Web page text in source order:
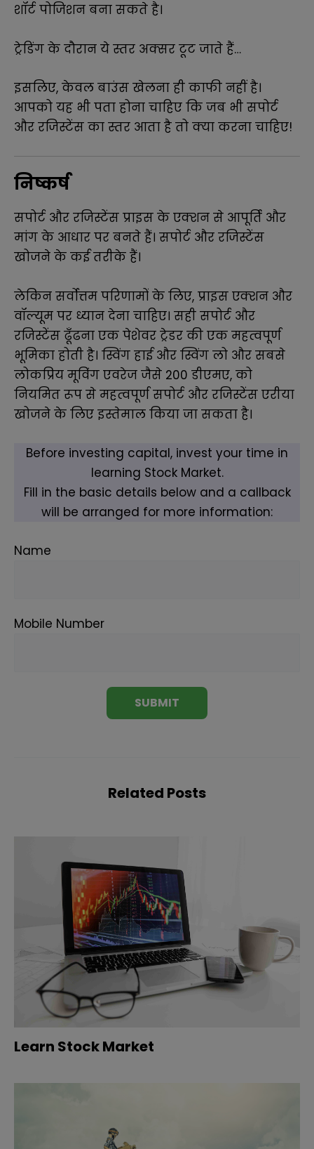
शॉर्ट पोजिशन बना सकते है।
ट्रेडिंग के दौरान ये स्तर अक्सर टूट जाते हैं…
इसलिए, केवल बाउंस खेलना ही काफी नहीं है।
आपको यह भी पता होना चाहिए कि जब भी सपोर्ट
और रजिस्टेंस का स्तर आता है तो क्या करना चाहिए!
निष्कर्ष
सपोर्ट और रजिस्टेंस प्राइस के एक्शन से आपूर्ति और
मांग के आधार पर बनते हैं। सपोर्ट और रजिस्टेंस
खोजने के कई तरीके हैं।
लेकिन सर्वोत्तम परिणामों के लिए, प्राइस एक्शन और
वॉल्यूम पर ध्यान देना चाहिए। सही सपोर्ट और
रजिस्टेंस ढूँढना एक पेशेवर ट्रेडर की एक महत्वपूर्ण
भूमिका होती है। स्विंग हाई और स्विंग लो और सबसे
लोकप्रिय मूविंग एवरेज जैसे 200 डीएमए, को
नियमित रूप से महत्वपूर्ण सपोर्ट और रजिस्टेंस एरीया
खोजने के लिए इस्तेमाल किया जा सकता है।
Before investing capital, invest your time in
learning Stock Market.
Fill in the basic details below and a callback
will be arranged for more information:
Name
Mobile Number
Related Posts
Learn Stock Market